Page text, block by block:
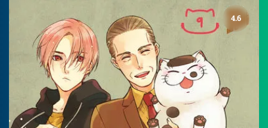
4.6